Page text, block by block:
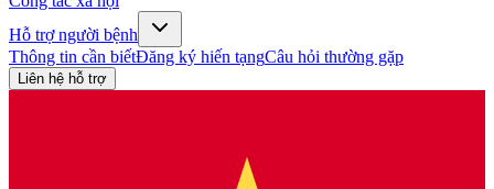
Hỗ trợ người bệnh
Thông tin cần biếtĐăng ký hiến tạngCâu hỏi thường gặp
Liên hệ hỗ trợ